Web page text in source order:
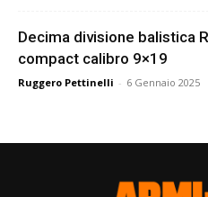
Decima divisione balistica
compact calibro 9×19
Ruggero Pettinelli - 6 Gennaio 2025